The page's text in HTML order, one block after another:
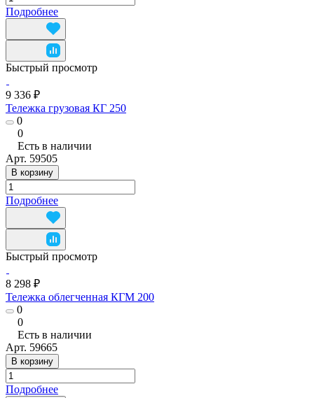
Подробнее
Быстрый просмотр
9 336 ₽
Тележка грузовая КГ 250
0
0
Есть в наличии
Арт. 59505
В корзину
Подробнее
Быстрый просмотр
8 298 ₽
Тележка облегченная КГМ 200
0
0
Есть в наличии
Арт. 59665
В корзину
Подробнее